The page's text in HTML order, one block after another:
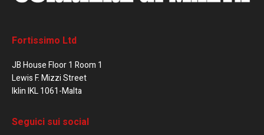
Fortissimo Ltd
JB House Floor 1 Room 1
Lewis F. Mizzi Street
Iklin IKL 1061-Malta
Seguici sui social